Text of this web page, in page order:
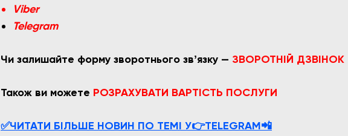
Viber
Telegram
Чи залишайте форму зворотнього звʼязку — ЗВОРОТНІЙ ДЗВІНОК
Також ви можете РОЗРАХУВАТИ ВАРТІСТЬ ПОСЛУГИ
✅ЧИТАТИ БІЛЬШЕ НОВИН ПО ТЕМІ У👉TELEGRAM📲